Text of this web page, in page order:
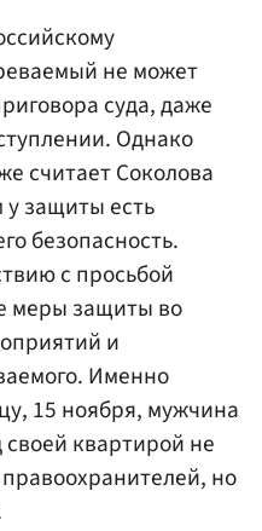
не может
суда, даже
Однако
считает Соколова
защиты есть
безопасность.
с просьбой
меры защиты во
и
Именно
15 ноября, мужчина
квартирой не
но